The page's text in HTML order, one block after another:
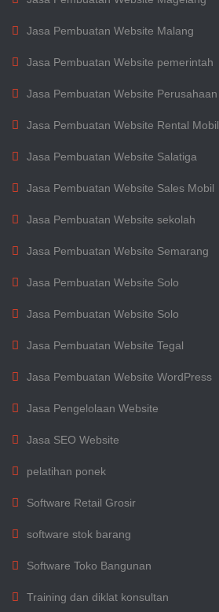
Jasa Pembuatan Website Malang
Jasa Pembuatan Website pemerintah
Jasa Pembuatan Website Perusahaan
Jasa Pembuatan Website Rental Mobil
Jasa Pembuatan Website Salatiga
Jasa Pembuatan Website Sales Mobil
Jasa Pembuatan Website sekolah
Jasa Pembuatan Website Semarang
Jasa Pembuatan Website Solo
Jasa Pembuatan Website Solo
Jasa Pembuatan Website Tegal
Jasa Pembuatan Website WordPress
Jasa Pengelolaan Website
Jasa SEO Website
pelatihan ponek
Software Retail Grosir
software stok barang
Software Toko Bangunan
Training dan diklat konsultan